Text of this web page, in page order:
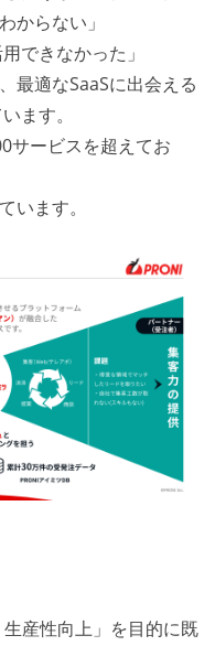
からない」
できなかった」
最適なSaaSに出会える
ます。
サービスを超えてお
います。
産性向上」を目的に既